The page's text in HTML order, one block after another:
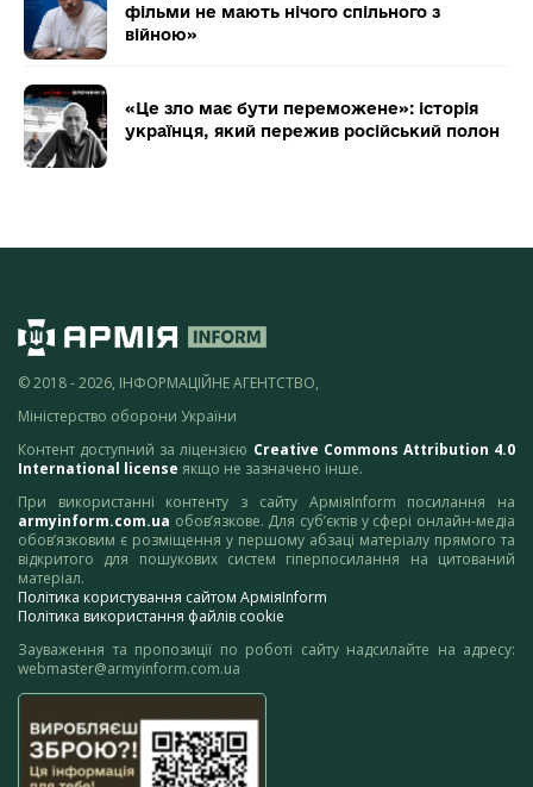
фільми не мають нічого спільного з
війною»
«Це зло має бути переможене»: історія
українця, який пережив російський полон
© 2018 - 2026, ІНФОРМАЦІЙНЕ АГЕНТСТВО,
Міністерство оборони України
Контент доступний за ліцензією Creative Commons Attribution 4.0
International license якщо не зазначено інше.
При використанні контенту з сайту АрміяInform посилання на
armyinform.com.ua обов’язкове. Для суб’єктів у сфері онлайн-медіа
обов’язковим є розміщення у першому абзаці матеріалу прямого та
відкритого для пошукових систем гіперпосилання на цитований
матеріал.
Політика користування сайтом АрміяInform
Політика використання файлів cookie
Зауваження та пропозиції по роботі сайту надсилайте на адресу:
webmaster@armyinform.com.ua